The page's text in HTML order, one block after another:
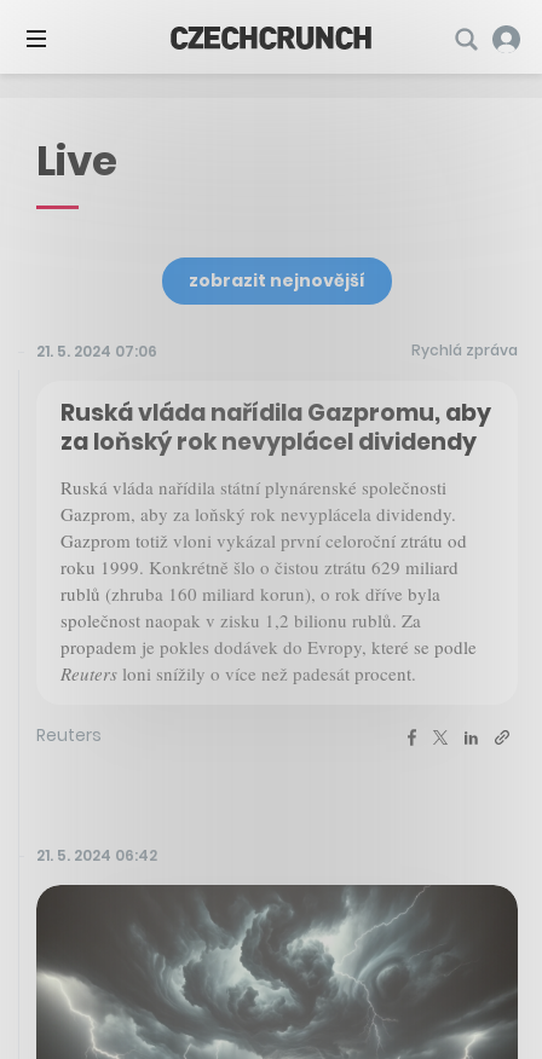
Live
zobrazit nejnovější
21. 5. 2024 07:06 Rychlá zpráva
Ruská vláda nařídila Gazpromu, aby
za loňský rok nevyplácel dividendy
Ruská vláda nařídila státní plynárenské společnosti
Gazprom, aby za loňský rok nevyplácela dividendy.
Gazprom totiž vloni vykázal první celoroční ztrátu od
roku 1999. Konkrétně šlo o čistou ztrátu 629 miliard
rublů (zhruba 160 miliard korun), o rok dříve byla
společnost naopak v zisku 1,2 bilionu rublů. Za
propadem je pokles dodávek do Evropy, které se podle
Reuters loni snížily o více než padesát procent.
Reuters
21. 5. 2024 06:42